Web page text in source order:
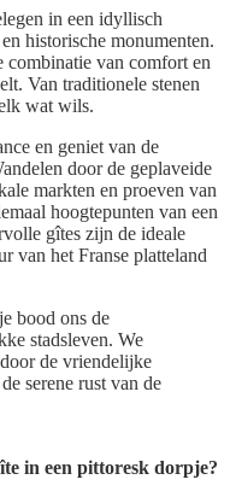
in een idyllisch
historische monumenten.
combinatie van comfort en
Van traditionele stenen
wat wils.
en geniet van de
door de geplaveide
markten en proeven van
hoogtepunten van een
gîtes zijn de ideale
van het Franse platteland
bood ons de
stadsleven. We
de vriendelijke
serene rust van de
in een pittoresk dorpje?